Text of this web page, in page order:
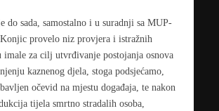
do sada, samostalno i u suradnji sa MUP-
provelo niz provjera i istražnih
imale za cilj utvrđivanje postojanja osnova
kaznenog djela, stoga podsjećamo,
očevid na mjestu događaja, te nakon
tijela smrtno stradalih osoba,